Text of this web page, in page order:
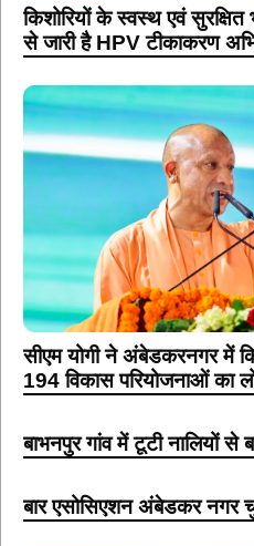
किशोरियों के स्वस्थ एवं सुरक्षित
से जारी है HPV टीकाकरण
सीएम योगी ने अंबेडकरनगर में
194 विकास परियोजनाओं का
बाभनपुर गांव में टूटी नालियों से
बार एसोसिएशन अंबेडकर नगर